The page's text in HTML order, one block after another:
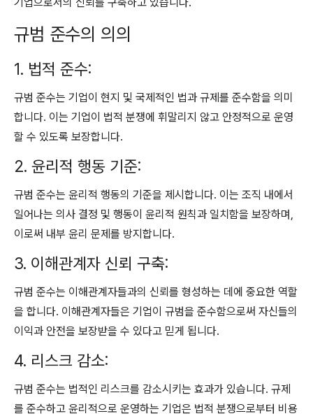
규범 준수의 의의
1. 법적 준수:
규범 준수는 기업이 현지 및 국제적인 법과 규제를 준수함을 의미
합니다. 이는 기업이 법적 분쟁에 휘말리지 않고 안정적으로 운영
할 수 있도록 보장합니다.
2. 윤리적 행동 기준:
규범 준수는 윤리적 행동의 기준을 제시합니다. 이는 조직 내에서
일어나는 의사 결정 및 행동이 윤리적 원칙과 일치함을 보장하며,
이로써 내부 윤리 문제를 방지합니다.
3. 이해관계자 신뢰 구축:
규범 준수는 이해관계자들과의 신뢰를 형성하는 데에 중요한 역할
을 합니다. 이해관계자들은 기업이 규범을 준수함으로써 자신들의
이익과 안전을 보장받을 수 있다고 믿게 됩니다.
4. 리스크 감소:
규범 준수는 법적인 리스크를 감소시키는 효과가 있습니다. 규제
를 준수하고 윤리적으로 운영하는 기업은 법적 분쟁으로부터 비용